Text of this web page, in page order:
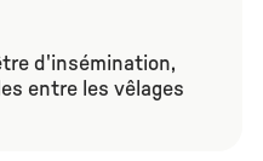
d'insémination,
entre les vêlages